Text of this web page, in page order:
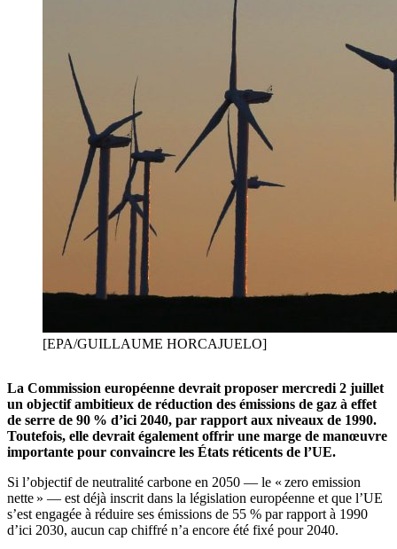
[EPA/GUILLAUME HORCAJUELO]
La Commission européenne devrait proposer mercredi 2 juillet
un objectif ambitieux de réduction des émissions de gaz à effet
de serre de 90 % d’ici 2040, par rapport aux niveaux de 1990.
Toutefois, elle devrait également offrir une marge de manœuvre
importante pour convaincre les États réticents de l’UE.
Si l’objectif de neutralité carbone en 2050 — le « zero emission
nette » — est déjà inscrit dans la législation européenne et que l’UE
s’est engagée à réduire ses émissions de 55 % par rapport à 1990
d’ici 2030, aucun cap chiffré n’a encore été fixé pour 2040.